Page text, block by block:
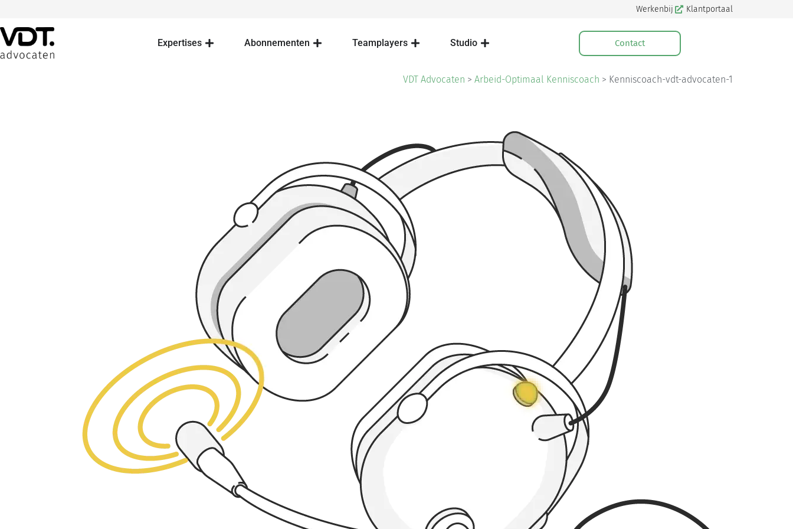
Werkenbij Klantportaal
Expertises Abonnementen Teamplayers Studio Contact
VDT Advocaten > Arbeid-Optimaal Kenniscoach > Kenniscoach-vdt-advocaten-1